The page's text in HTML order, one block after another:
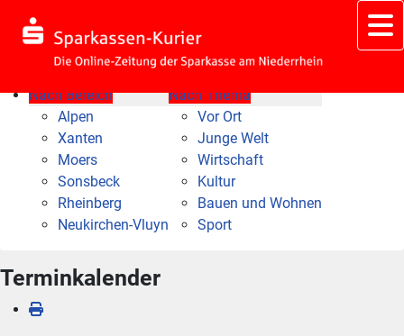
Nach Bereich
Alpen
Xanten
Moers
Sonsbeck
Rheinberg
Neukirchen-Vluyn
Nach Thema
Vor Ort
Junge Welt
Wirtschaft
Kultur
Bauen und Wohnen
Sport
Terminkalender